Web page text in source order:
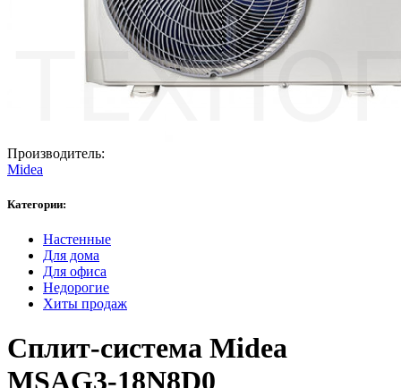
Производитель:
Midea
Категории:
Настенные
Для дома
Для офиса
Недорогие
Хиты продаж
Сплит-система Midea
MSAG3-18N8D0